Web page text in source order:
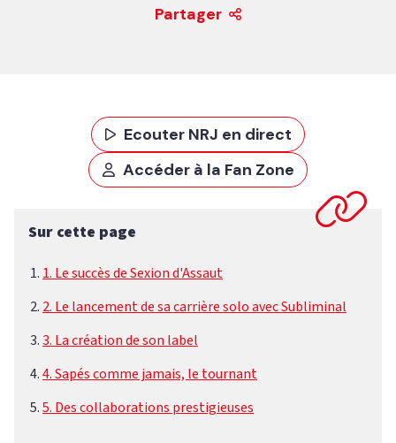
Partager
Ecouter NRJ en direct
Accéder à la Fan Zone
Sur cette page
1. Le succès de Sexion d'Assaut
2. Le lancement de sa carrière solo avec Subliminal
3. La création de son label
4. Sapés comme jamais, le tournant
5. Des collaborations prestigieuses